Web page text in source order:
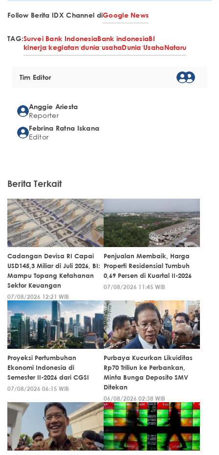
Follow Berita IDX Channel diGoogle News
TAG:Survei Bank IndonesiaBank indonesiaBI
kinerja kegiatan dunia usahaDunia UsahaNataru
Tim Editor
Anggie Ariesta
Reporter
Febrina Ratna Iskana
Editor
Berita Terkait
Cadangan Devisa RI Capai
USD145,3 Miliar di Juli 2026, BI:
Mampu Topang Ketahanan
Sektor Keuangan
07/08/2026 12:21 WIB
Penjualan Membaik, Harga
Properti Residensial Tumbuh
0,69 Persen di Kuartal II-2026
07/08/2026 11:45 WIB
Proyeksi Pertumbuhan
Ekonomi Indonesia di
Semester II-2026 dari CGSI
07/08/2026 06:15 WIB
Purbaya Kucurkan Likuiditas
Rp70 Triliun ke Perbankan,
Minta Bunga Deposito SMV
Ditekan
06/08/2026 02:38 WIB